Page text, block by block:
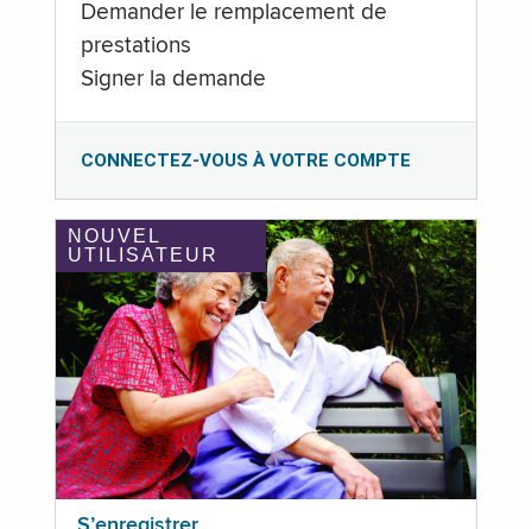
Demander le remplacement de
prestations
Signer la demande
CONNECTEZ-VOUS À VOTRE COMPTE
NOUVEL
UTILISATEUR